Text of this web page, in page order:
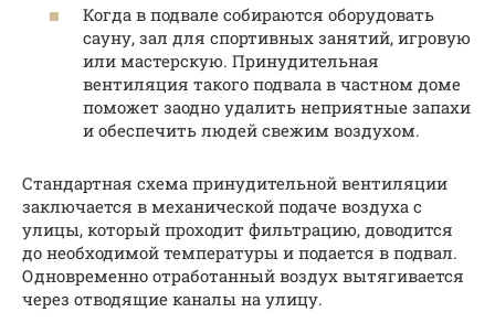
Когда в подвале собираются оборудовать
сауну, зал для спортивных занятий, игровую
или мастерскую. Принудительная
вентиляция такого подвала в частном доме
поможет заодно удалить неприятные запахи
и обеспечить людей свежим воздухом.
Стандартная схема принудительной вентиляции
заключается в механической подаче воздуха с
улицы, который проходит фильтрацию, доводится
до необходимой температуры и подается в подвал.
Одновременно отработанный воздух вытягивается
через отводящие каналы на улицу.